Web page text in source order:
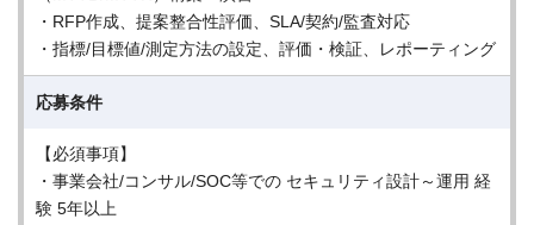
・RFP作成、提案整合性評価、SLA/契約/監査対応
・指標/目標値/測定方法の設定、評価・検証、レポーティング
応募条件
【必須事項】
・事業会社/コンサル/SOC等での セキュリティ設計～運用 経
験 5年以上